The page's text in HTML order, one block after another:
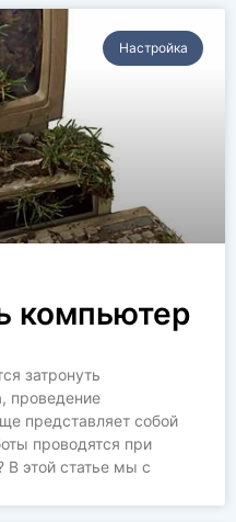
Настройка
компьютер
затронуть
проведение
представляет собой
проводятся при
В этой статье мы с